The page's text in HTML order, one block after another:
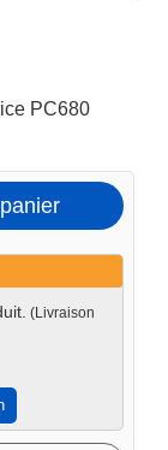
PC680
(Livraison